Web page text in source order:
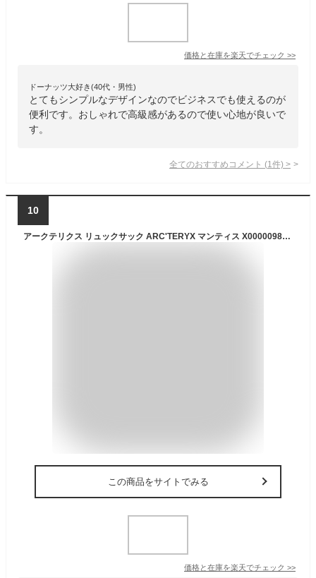
価格と在庫を楽天でチェック >>
ドーナッツ大好き(40代・男性)
とてもシンプルなデザインなのでビジネスでも使えるのが
便利です。おしゃれで高級感があるので使い心地が良いで
す。
全てのおすすめコメント (1 件) >
10
アークテリクス リュックサック ARC'TERYX マンティス X000009825 BLACK ユニセックス ブラック 黒【P5倍★5/9 20:00〜5/10 23:59まで！さらに1万円で1,000円OFF★最大5,000円OFFクーポン配布中】
この商品をサイトでみる
価格と在庫を楽天でチェック >>